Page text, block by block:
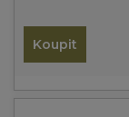
Koupit